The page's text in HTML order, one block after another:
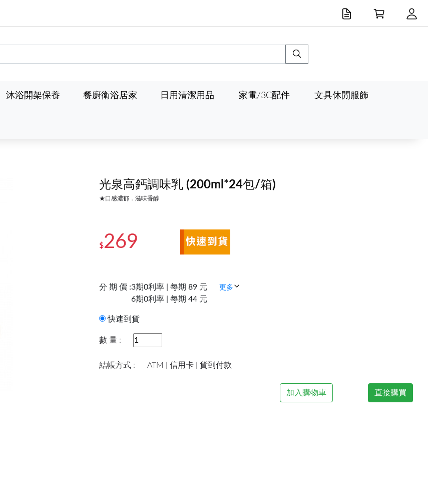
沐浴開架保養 餐廚衛浴居家 日用清潔用品 家電/3C配件 文具休閒服飾
光泉高鈣調味乳 (200ml*24包/箱)
★口感濃郁．滋味香醇
$269
分 期 價 :3期0利率 | 每期 89 元
6期0利率 | 每期 44 元
更多
快速到貨
數 量 :
結帳方式 : ATM | 信用卡 | 貨到付款
加入購物車 直接購買